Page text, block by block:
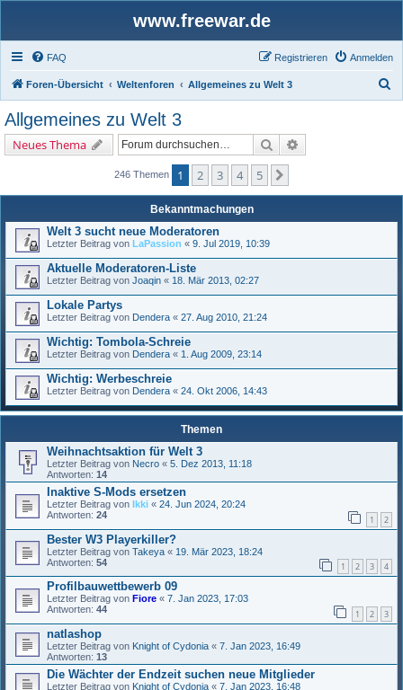
www.freewar.de
FAQ Anmelden
Registrieren
Foren-Übersicht Weltenforen Allgemeines zu Welt 3
Allgemeines zu Welt 3
Neues Thema Suche
246 Themen 1 2 3 4 5
Bekanntmachungen
Welt 3 sucht neue Moderatoren
Letzter Beitrag von LaPassion « 9. Jul 2019, 10:39
Aktuelle Moderatoren-Liste
Letzter Beitrag von Joaqin « 18. Mär 2013, 02:27
Lokale Partys
Letzter Beitrag von Dendera « 27. Aug 2010, 21:24
Wichtig: Tombola-Schreie
Letzter Beitrag von Dendera « 1. Aug 2009, 23:14
Wichtig: Werbeschreie
Letzter Beitrag von Dendera « 24. Okt 2006, 14:43
Themen
Weihnachtsaktion für Welt 3
Letzter Beitrag von Necro « 5. Dez 2013, 11:18
Antworten: 14
Inaktive S-Mods ersetzen
Letzter Beitrag von Ikki « 24. Jun 2024, 20:24
Antworten: 24 1 2
Bester W3 Playerkiller?
Letzter Beitrag von Takeya « 19. Mär 2023, 18:24
Antworten: 54 1 2 3 4
Profilbauwettbewerb 09
Letzter Beitrag von Fiore « 7. Jan 2023, 17:03
Antworten: 44 1 2 3
natlashop
Letzter Beitrag von Knight of Cydonia « 7. Jan 2023, 16:49
Antworten: 13
Die Wächter der Endzeit suchen neue Mitglieder
Letzter Beitrag von Knight of Cydonia « 7. Jan 2023, 16:48